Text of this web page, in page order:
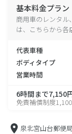
基本料金プラン
商用車のレンタ
は、こちらから各
代表車種
ボディタイプ
営業時間
6時間まで7,150
免責補償制度
泉北宮山台郵便